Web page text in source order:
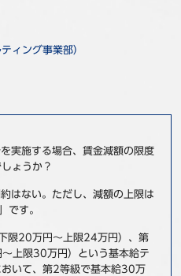
書籍
ース
ィング事業部）
実施する場合、賃金減額の限度
ょうか？
はない。ただし、減額の上限は
です。
限20万円～上限24万円）、第
上限30万円）という基本給テ
いて、第2等級で基本給30万